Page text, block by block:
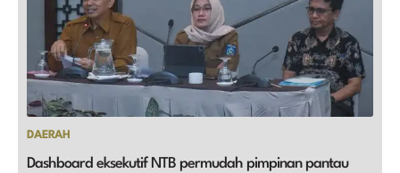
DAERAH
Dashboard eksekutif NTB permudah pimpinan pantau